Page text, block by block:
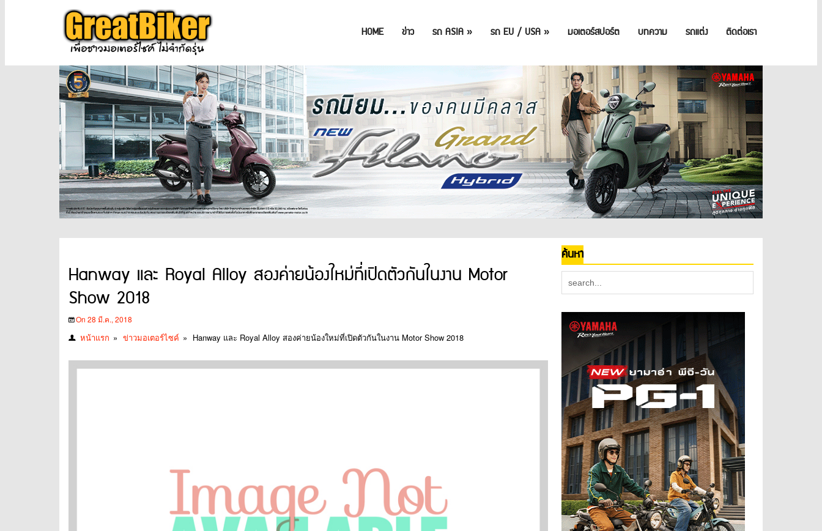
HOME ข่าว รถ ASIA » รถ EU / USA » มอเตอร์สปอร์ต บทความ รถแต่ง ติดต่อเรา
Hanway และ Royal Alloy สองค่ายน้องใหม่ที่เปิดตัวกันในงาน Motor
Show 2018
On 28 มี.ค., 2018
หน้าแรก » ข่าวมอเตอร์ไซค์ » Hanway และ Royal Alloy สองค่ายน้องใหม่ที่เปิดตัวกันในงาน Motor Show 2018
ค้นหา